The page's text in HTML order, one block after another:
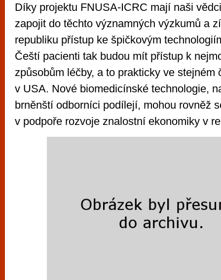
Díky projektu FNUSA-ICRC mají naši
zapojit do těchto významných výzkumů a
republiku přístup ke špičkovým
Čeští pacienti tak budou mít přístup k
způsobům léčby, a to prakticky ve stejném
v USA. Nové biomedicínské technologie,
brněnští odborníci podílejí, mohou rovněž
v podpoře rozvoje znalostní ekonomiky v